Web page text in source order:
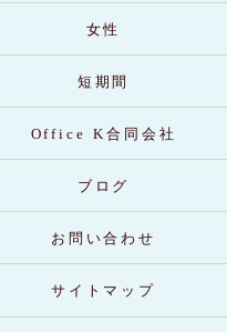
女性
短期間
Office K合同会社
ブログ
お問い合わせ
サイトマップ